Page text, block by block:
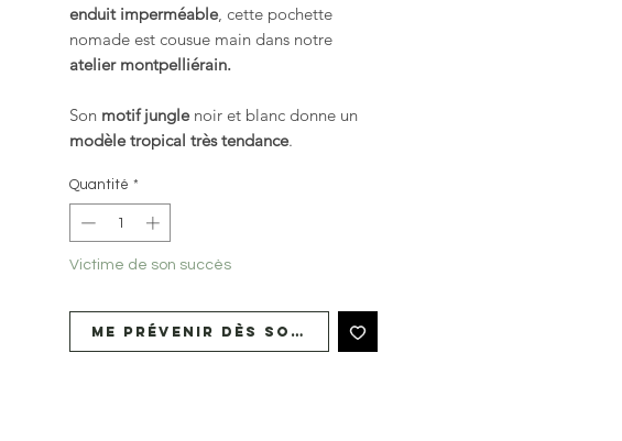
enduit imperméable, cette pochette
nomade est cousue main dans notre
atelier montpelliérain.
Son motif jungle noir et blanc donne un
modèle tropical très tendance.
Quantité *
Victime de son succès
Me prévenir dès son retour en stock